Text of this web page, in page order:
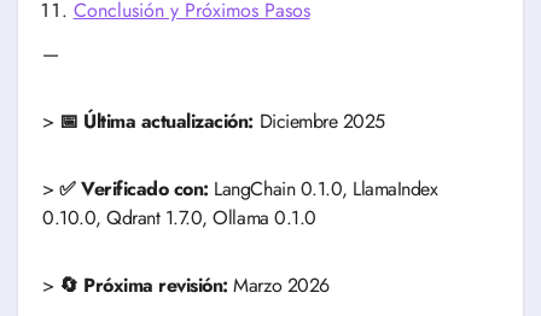
Conclusión y Próximos Pasos
—
> 📅 Última actualización: Diciembre 2025
>✅ Verificado con: LangChain 0.1.0, LlamaIndex
0.10.0, Qdrant 1.7.0, Ollama 0.1.0
> 🔄 Próxima revisión: Marzo 2026